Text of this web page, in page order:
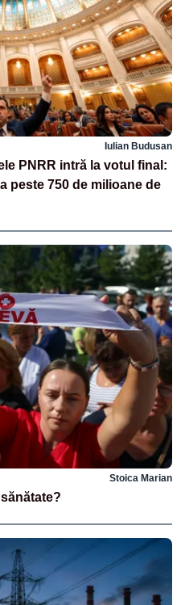
Iulian Budusan
PNRR intră la votul final:
peste 750 de milioane de
Stoica Marian